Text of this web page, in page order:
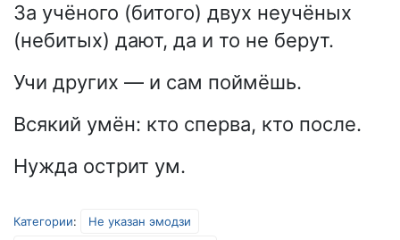
За учёного (битого) двух неучёных
(небитых) дают, да и то не берут.
Учи других — и сам поймёшь.
Всякий умён: кто сперва, кто после.
Нужда острит ум.
Категории:
Не указан эмодзи